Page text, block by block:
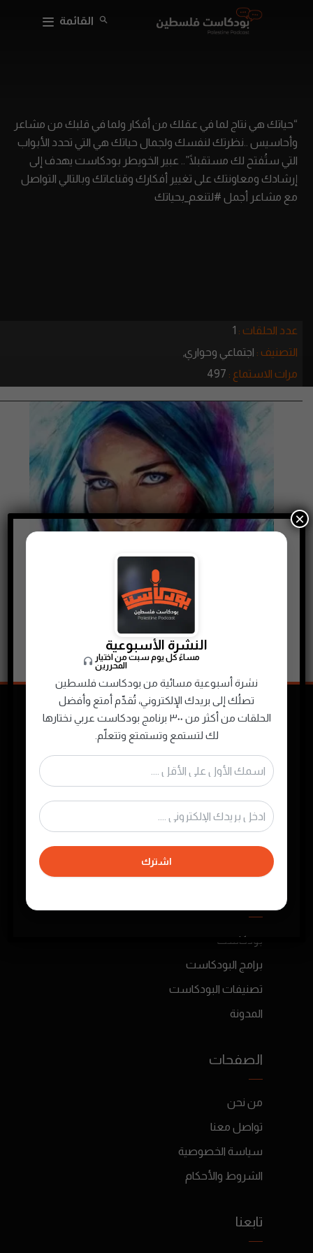
القائمة
“حياتك هي نتاج لما في عقلك من أفكار ولما في قلبك من مشاعر
وأحاسيس ..نظرتك لنفسك ولجمال حياتك هي التي تحدد الأبواب
التي ستُفتح لك مستقبلًا”.. عبير الخويطر بودكاست يهدف إلى
إرشادك ومعاونتك على تغيير أفكارك وقناعاتك وبالتالي التواصل
مع مشاعر أجمل #لتنعم_بحياتك
عدد الحلقات : 1
التصنيف : اجتماعي وحواري,
مرات الاستماع : 497
سيناريو الصباح..
الصوتي الفلسطيني والعربي لتستمتع به في أي
وقت
بودكاست
برامج البودكاست
تصنيفات البودكاست
المدونة
الصفحات
من نحن
تواصل معنا
سياسة الخصوصية
الشروط والأحكام
تابعنا
النشرة الأسبوعية
مساءً كل يوم سبت من اختيار
المحررين
نشرة أسبوعية مسائية من بودكاست فلسطين
تصلُك إلى بريدك الإلكتروني، تُقدِّم أمتع وأفضل
الحلقات من أكثر من ٣٠٠ برنامج بودكاست عربي نختارها
لك لتستمع وتستمتع وتتعلّم.
اشترك
×